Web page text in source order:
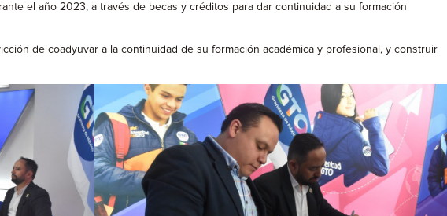
el año 2023, a través de becas y créditos para dar continuidad a su formación
de coadyuvar a la continuidad de su formación académica y profesional, y construir